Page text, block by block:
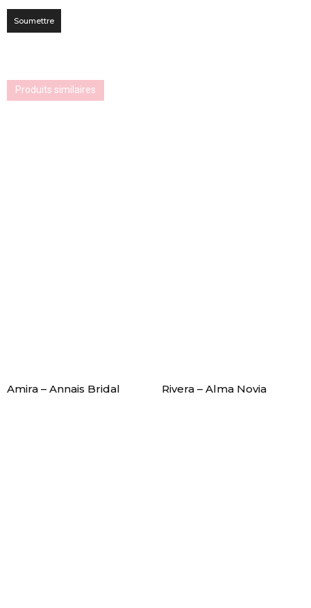
Produits similaires
Amira – Annais Bridal Rivera – Alma Novia